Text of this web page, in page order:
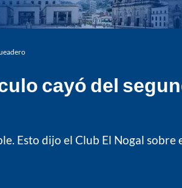
cayó del
Esto dijo el Club El Nogal sobre